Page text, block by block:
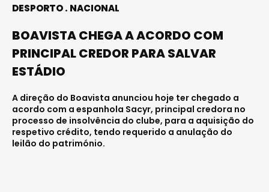
DESPORTO NACIONAL
BOAVISTA CHEGA A ACORDO COM
PRINCIPAL CREDOR PARA SALVAR
ESTÁDIO
A direção do Boavista anunciou hoje ter chegado a
acordo com a espanhola Sacyr, principal credora no
processo de insolvência do clube, para a aquisição do
respetivo crédito, tendo requerido a anulação do
leilão do património.